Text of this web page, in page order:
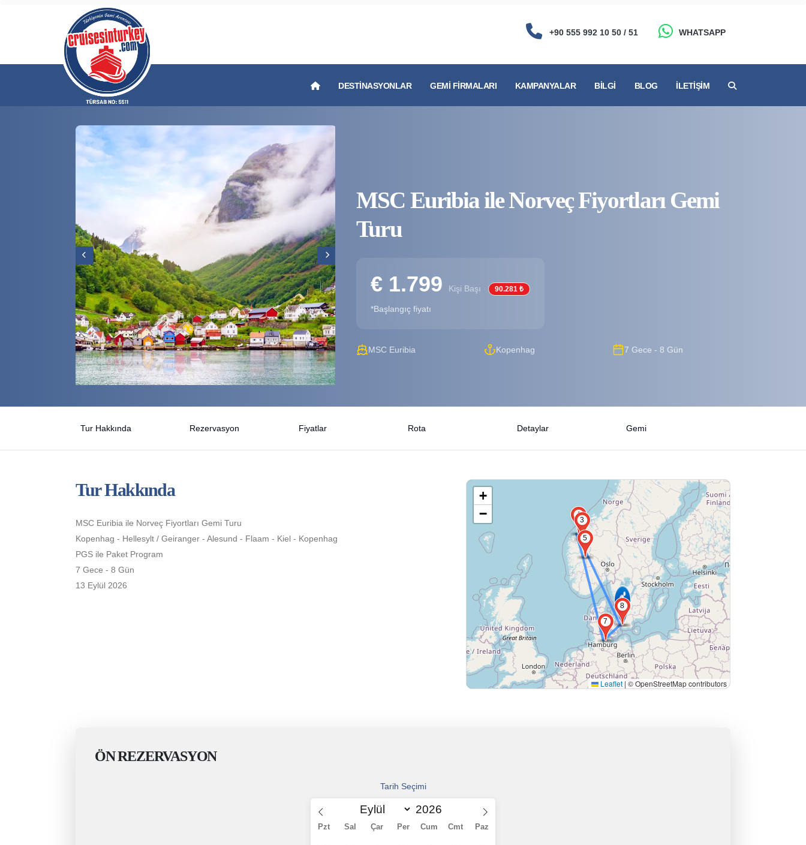
+90 555 992 10 50 / 51 WHATSAPP
DESTINASYONLAR GEMI FIRMALARI KAMPANYALAR BILGI BLOG İLETIŞIM
MSC Euribia ile Norveç Fiyortları Gemi
Turu
€ 1.799 Kişi Başı 90.281 ₺
*Başlangıç fiyatı
MSC Euribia Kopenhag 7 Gece - 8 Gün
Tur Hakkında Rezervasyon Fiyatlar Rota Detaylar Gemi
Tur Hakkında
MSC Euribia ile Norveç Fiyortları Gemi Turu
Kopenhag - Hellesylt / Geiranger - Alesund - Flaam - Kiel - Kopenhag
PGS ile Paket Program
7 Gece - 8 Gün
13 Eylül 2026
3
4
5
7
8
+
−
Leaflet | © OpenStreetMap contributors
ÖN REZERVASYON
Tarih Seçimi
Pzt Sal Çar Per Cum Cmt Paz